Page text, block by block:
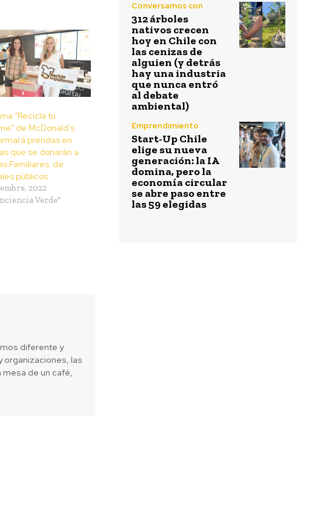
“Recicla tu
de McDonald’s
prendas en
que se donarán a
Familiares de
públicos
2022
Verde"
diferente y
organizaciones, las
mesa de un café,
Conversamos con
312 árboles
nativos crecen
hoy en Chile con
las cenizas de
alguien (y detrás
hay una industria
que nunca entró
al debate
ambiental)
Emprendimiento
Start-Up Chile
elige su nueva
generación: la IA
domina, pero la
economía circular
se abre paso entre
las 59 elegidas